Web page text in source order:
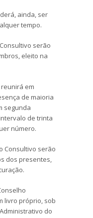
ainda, ser
tempo.
serão
eleito na
reunirá em
de maioria
segunda
de trinta
número.
Consultivo serão
dos presentes,
livro próprio, sob
do